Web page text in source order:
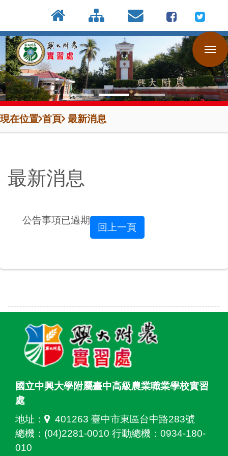
到
主
要
內
容
區
現在位置 首頁 最新消息
最新消息
公告事項已過期
回上一頁
國立中興大學附屬臺中高級農業職業學校實習
處
地址：
401263 臺中市東區台中路283號
總機：(04)2281-0010 行動總機：0934-180-
010